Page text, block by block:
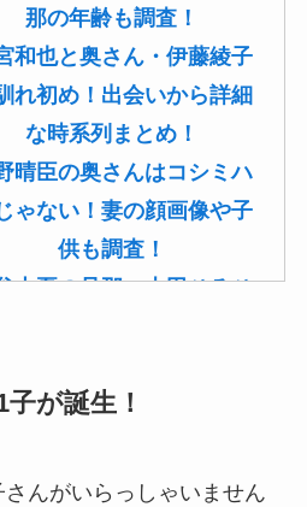
那の年齢も調査！
和也と奥さん・伊藤綾子
れ初め！出会いから詳細
な時系列まとめ！
晴臣の奥さんはコシミハ
ゃない！妻の顔画像や子
供も調査！
由夏の旦那・古田ひろひ
桃子の旦那・新原浩朗(官
馴れ初めも調査！
が誕生！
んがいらっしゃいません